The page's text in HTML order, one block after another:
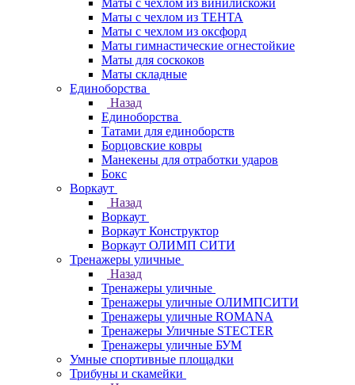
Маты с чехлом из винилискожи
Маты с чехлом из ТЕНТА
Маты с чехлом из оксфорд
Маты гимнастические огнестойкие
Маты для соскоков
Маты складные
Единоборства
Назад
Единоборства
Татами для единоборств
Борцовские ковры
Манекены для отработки ударов
Бокс
Воркаут
Назад
Воркаут
Воркаут Конструктор
Воркаут ОЛИМП СИТИ
Тренажеры уличные
Назад
Тренажеры уличные
Тренажеры уличные ОЛИМПСИТИ
Тренажеры уличные ROMANA
Тренажеры Уличные STECTER
Тренажеры уличные БУМ
Умные спортивные площадки
Трибуны и скамейки